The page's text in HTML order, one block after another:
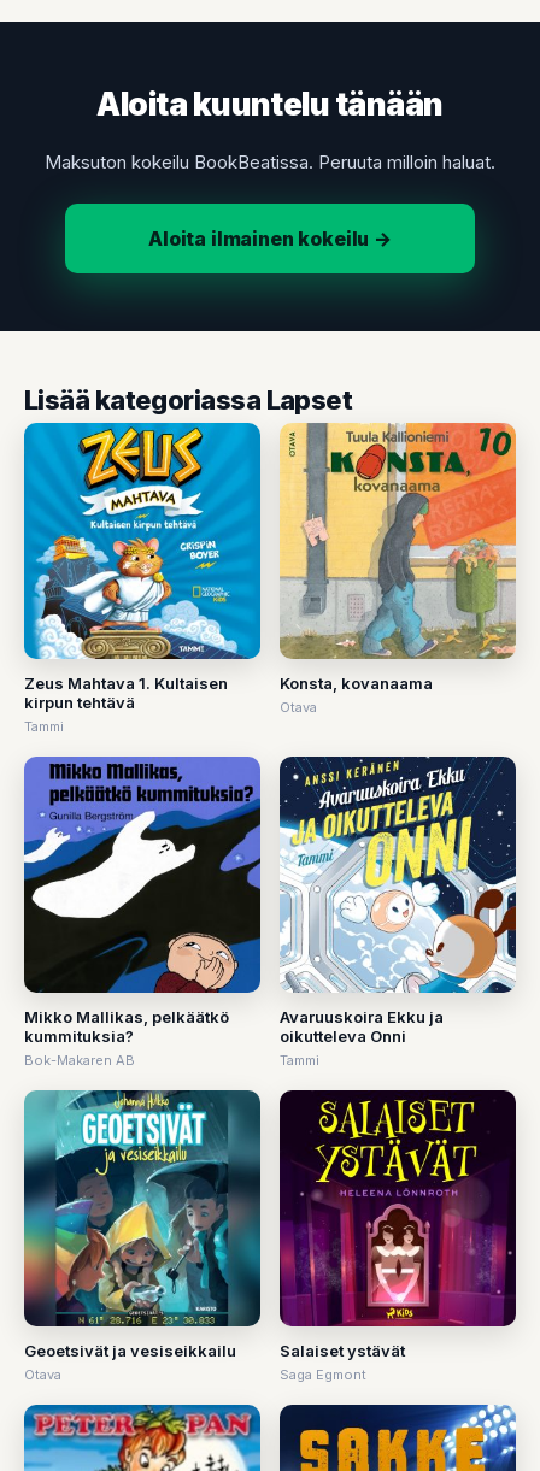
Aloita kuuntelu tänään
Maksuton kokeilu BookBeatissa. Peruuta milloin haluat.
Aloita ilmainen kokeilu →
Lisää kategoriassa Lapset
Zeus Mahtava 1. Kultaisen
kirpun tehtävä
Tammi
Konsta, kovanaama
Otava
Mikko Mallikas, pelkäätkö
kummituksia?
Bok-Makaren AB
Avaruuskoira Ekku ja
oikutteleva Onni
Tammi
Geoetsivät ja vesiseikkailu
Otava
Salaiset ystävät
Saga Egmont